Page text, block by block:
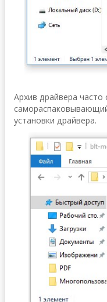
Архив драйвера
установки драйвера.